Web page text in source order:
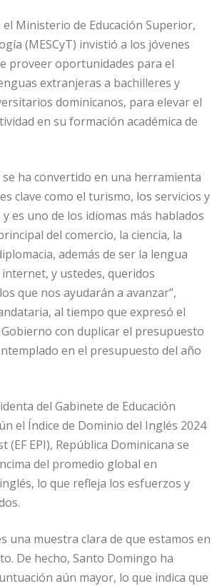
el Ministerio de Educación Superior,
(MESCyT) invistió a los jóvenes
proveer oportunidades para el
extranjeras a bachilleres y
dominicanos, para elevar el
en su formación académica de
se ha convertido en una herramienta
clave como el turismo, los servicios y
es uno de los idiomas más hablados
del comercio, la ciencia, la
además de ser la lengua
y ustedes, queridos
que nos ayudarán a avanzar”,
al tiempo que expresó el
con duplicar el presupuesto
en el presupuesto del año
del Gabinete de Educación
el Índice de Dominio del Inglés 2024
(EF EPI), República Dominicana se
del promedio global en
lo que refleja los esfuerzos y
una muestra clara de que estamos en
De hecho, Santo Domingo ha
aún mayor, lo que indica que